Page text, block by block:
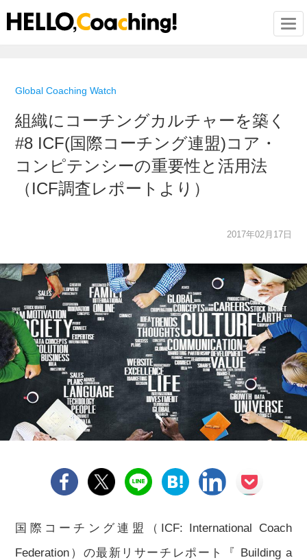
Global Coaching Watch
組織にコーチングカルチャーを築く
#8 ICF(国際コーチング連盟)コア・
コンピテンシーの重要性と活用法
（ICF調査レポートより）
2017年02月17日
国際コーチング連盟（ICF: International Coach
Federation）の最新リサーチレポート『 Building a